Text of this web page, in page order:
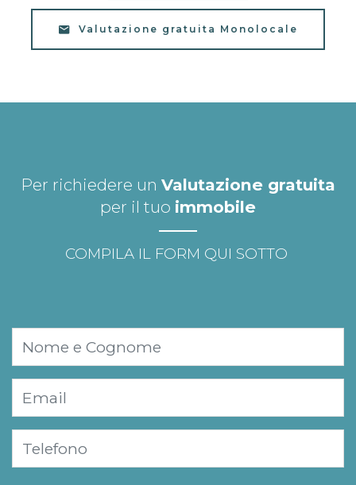
Valutazione gratuita Monolocale
Per richiedere un Valutazione gratuita
per il tuo immobile
COMPILA IL FORM QUI SOTTO